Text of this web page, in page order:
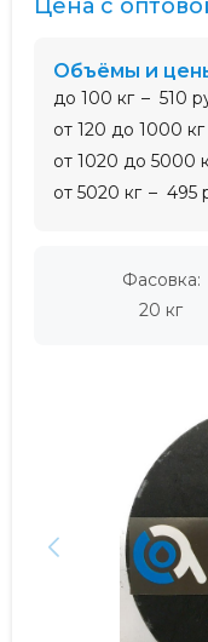
Фасовка:
20 кг
Цена с
Объёмы и
до 100 кг
510
от 120 до 1000 кг
от 1020 до 5000
от 5020 кг
495